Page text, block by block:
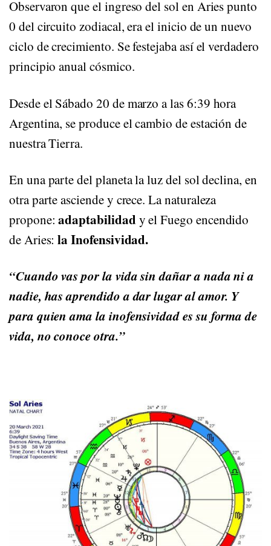
Observaron que el ingreso del sol en Aries punto
0 del circuito zodiacal, era el inicio de un nuevo
ciclo de crecimiento. Se festejaba así el verdadero
principio anual cósmico.
Desde el Sábado 20 de marzo a las 6:39 hora
Argentina, se produce el cambio de estación de
nuestra Tierra.
En una parte del planeta la luz del sol declina, en
otra parte asciende y crece. La naturaleza
propone:adaptabilidady el Fuego encendido
de Aries:la Inofensividad.
“Cuando vas por la vida sin dañar a nada ni a
nadie, has aprendido a dar lugar al amor. Y
para quien ama la inofensividad es su forma de
vida, no conoce otra.”